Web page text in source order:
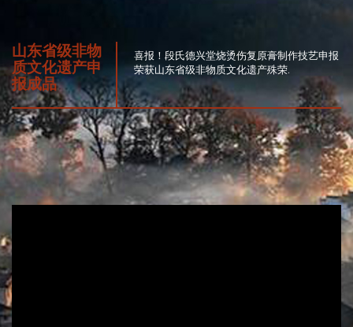
山东省级非物
质文化遗产申
报成品
喜报！段氏德兴堂烧烫伤复原膏制作技艺申报
荣获山东省级非物质文化遗产殊荣.